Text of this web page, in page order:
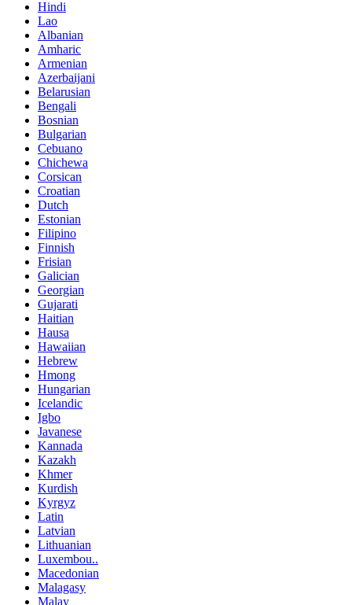
Hindi
Lao
Albanian
Amharic
Armenian
Azerbaijani
Belarusian
Bengali
Bosnian
Bulgarian
Cebuano
Chichewa
Corsican
Croatian
Dutch
Estonian
Filipino
Finnish
Frisian
Galician
Georgian
Gujarati
Haitian
Hausa
Hawaiian
Hebrew
Hmong
Hungarian
Icelandic
Igbo
Javanese
Kannada
Kazakh
Khmer
Kurdish
Kyrgyz
Latin
Latvian
Lithuanian
Luxembou..
Macedonian
Malagasy
Malay